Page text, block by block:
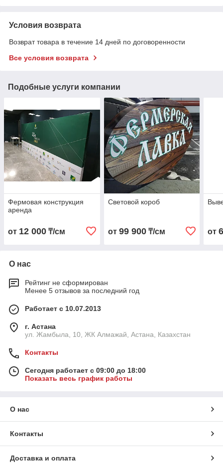
Условия возврата
Возврат товара в течение 14 дней по договоренности
Все условия возврата
Подобные услуги компании
Фермовая конструкция
аренда
от 12 000 ₸/см
Световой короб
от 99 900₸/см от
О нас
Рейтинг не сформирован
Менее 5 отзывов за последний год
Работает с 10.07.2013
г. Астана
ул. Жамбыла, 10, ЖК Алмажай, Астана, Казахстан
Контакты
Сегодня работает с 09:00 до 18:00
Показать весь график работы
О нас
Контакты
Доставка и оплата